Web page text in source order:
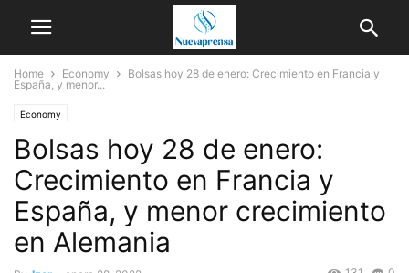
Home Economy
Bolsas hoy 28 de enero: Crecimiento en Francia y
España, y menor...
Economy
Bolsas hoy 28 de enero:
Crecimiento en Francia y
España, y menor crecimiento
en Alemania